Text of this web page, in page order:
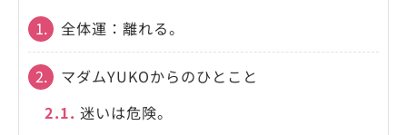
1. 全体運：離れる。
2.
マダムYUKOからのひとこと
2.1. 迷いは危険。